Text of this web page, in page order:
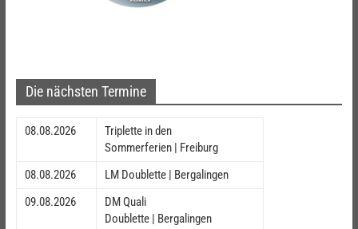
Die nächsten Termine
08.08.2026
Triplette in den
Sommerferien | Freiburg
08.08.2026
LM Doublette | Bergalingen
09.08.2026
DM Quali
Doublette | Bergalingen